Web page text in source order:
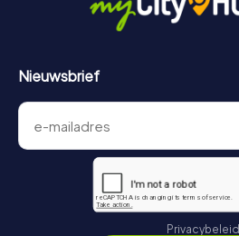
Nieuwsbrief
Privacybeleid